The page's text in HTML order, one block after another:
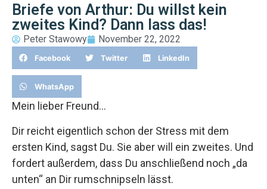
Briefe von Arthur: Du willst kein
zweites Kind? Dann lass das!
Peter Stawowy November 22, 2022
Facebook Twitter LinkedIn
WhatsApp
Mein lieber Freund…
Dir reicht eigentlich schon der Stress mit dem
ersten Kind, sagst Du. Sie aber will ein zweites. Und
fordert außerdem, dass Du anschließend noch „da
unten“ an Dir rumschnipseln lässt.